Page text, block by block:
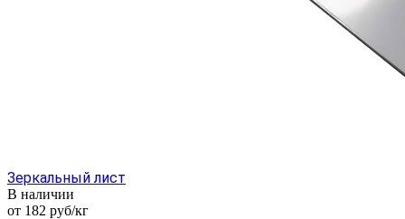
Зеркальный лист
В наличии
от 182 руб/кг